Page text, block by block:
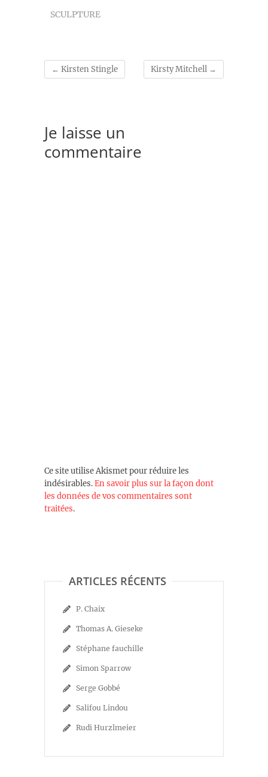
SCULPTURE
← Kirsten Stingle Kirsty Mitchell →
Je laisse un
commentaire
Ce site utilise Akismet pour réduire les
indésirables.En savoir plus sur la façon dont
les données de vos commentaires sont
traitées.
ARTICLES RÉCENTS
P. Chaix
Thomas A. Gieseke
Stéphane fauchille
Simon Sparrow
Serge Gobbé
Salifou Lindou
Rudi Hurzlmeier